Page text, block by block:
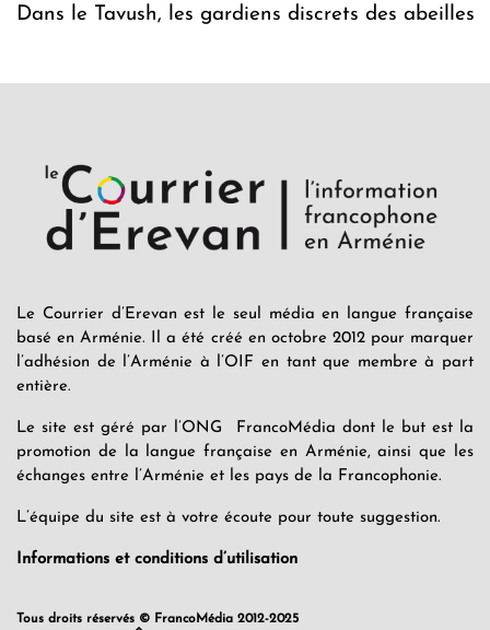
Dans le Tavush, les gardiens discrets des abeilles
Le Courrier d’Erevan est le seul média en langue française
basé en Arménie. Il a été créé en octobre 2012 pour marquer
l’adhésion de l’Arménie à l’OIF en tant que membre à part
entière.
Le site est géré par l’ONG FrancoMédia dont le but est la
promotion de la langue française en Arménie, ainsi que les
échanges entre l’Arménie et les pays de la Francophonie.
L’équipe du site est à votre écoute pour toute suggestion.
Informations et conditions d’utilisation
Tous droits réservés © FrancoMédia 2012-2025